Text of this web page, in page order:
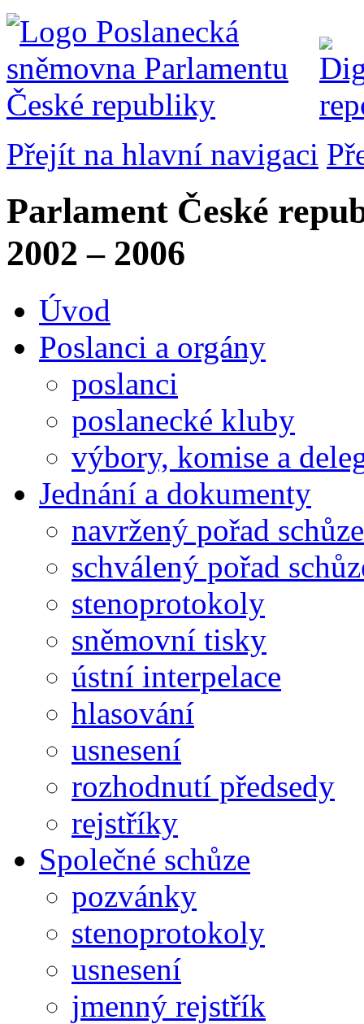
Přejít na hlavní navigaci
Parlament České
2002 – 2006
Úvod
Poslanci a orgány
poslanci
poslanecké kluby
výbory, komise a
Jednání a dokumenty
navržený pořad schůze
schválený pořad
stenoprotokoly
sněmovní tisky
ústní interpelace
hlasování
usnesení
rozhodnutí předsedy
rejstříky
Společné schůze
pozvánky
stenoprotokoly
usnesení
jmenný rejstřík